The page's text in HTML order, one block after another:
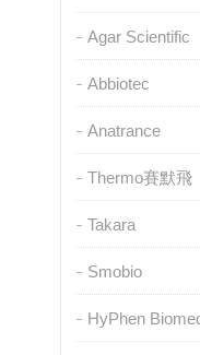
Agar Scientific
Abbiotec
Anatrance
Thermo賽默飛
Takara
Smobio
HyPhen